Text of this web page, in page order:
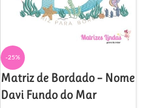
-25%
Matriz de Bordado – Nome
Davi Fundo do Mar